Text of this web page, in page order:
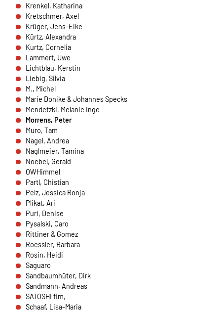
Krenkel, Katharina
Kretschmer, Axel
Krüger, Jens-Eike
Kürtz, Alexandra
Kurtz, Cornelia
Lammert, Uwe
Lichtblau, Kerstin
Liebig, Silvia
M., Michel
Marie Donike & Johannes Specks
Mendetzki, Melanie Inge
Morrens, Peter
Muro, Tam
Nagel, Andrea
Naglmeier, Tamina
Noebel, Gerald
OWHimmel
Partl, Chistian
Pelz, Jessica Ronja
Plikat, Ari
Puri, Denise
Pysalski, Caro
Rittiner & Gomez
Roessler, Barbara
Rosin, Heidi
Saguaro
Sandbaumhüter, Dirk
Sandmann, Andreas
SATOSHI fim,
Schaaf, Lisa-Maria
Zweck:
Erkennung von Spam und Schutz vor Missbrauch
im Spendenformular, Abwicklung der Spende mit
HelpDirect.
Cookie Laufzeit:
Je nach Cookie 6 Monate bis 2 Jahre
NEWSLETTERANMELDUNG
Warum bitten wir darum für die
Newsletteranmeldung Daten übertragen zu dürfen?
Es werden Daten an Sendinblue übertragen. Da das
Formular von Sendinblue zur Verfügung gestellt wird,
werden die Daten des Formulars an Sendinblue
Sendinblue
Name:
__cfruid
Anbieter:
Sendinblue GmbH, Köpenicker Straße 126, 10179
Berlin
Zweck:
Einbindung der Newsletteranmeldung.